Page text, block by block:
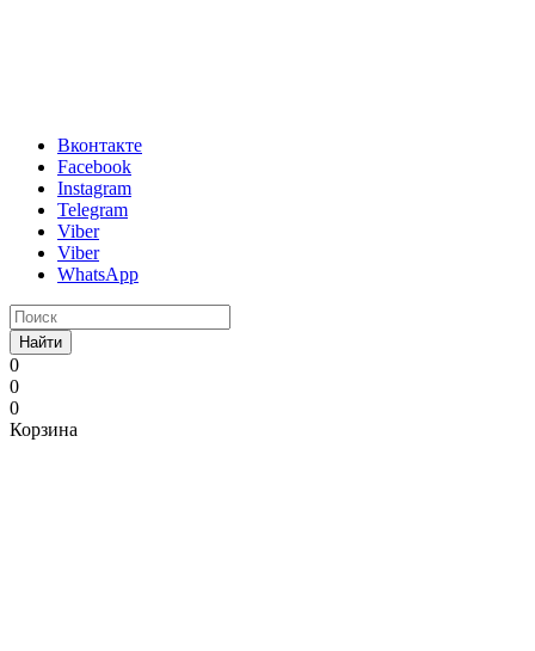
Вконтакте
Facebook
Instagram
Telegram
Viber
Viber
WhatsApp
Найти
0
0
0
Корзина